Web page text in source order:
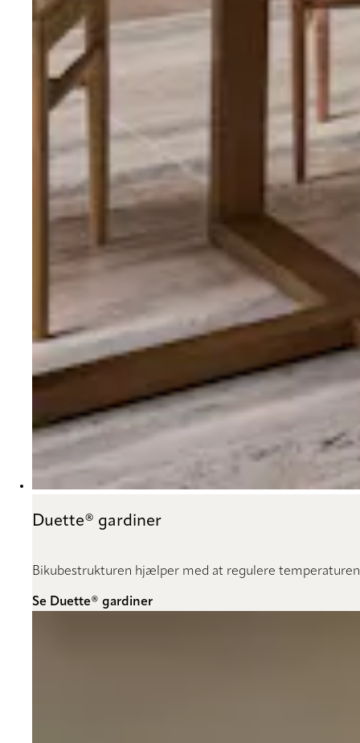
Duette® gardiner
Bikubestrukturen hjælper med at regulere
Se Duette® gardiner